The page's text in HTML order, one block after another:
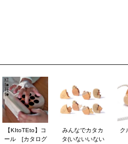
【KItoTEto】コ
ール [カタログ
みんなでカタカ
タ(いないいない
ク